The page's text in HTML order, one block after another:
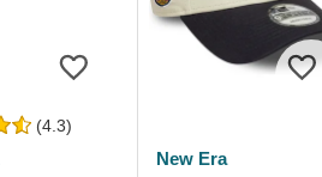
(4.3)
New Era